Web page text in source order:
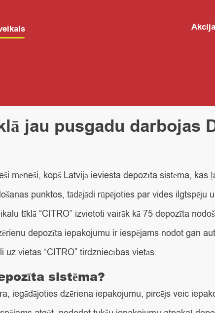
jau pusgadu darbojas
mēneši, kopš Latvijā ieviesta depozīta sistēma,
punktos, tādējādi rūpējoties par vides ilgtspēju
tīklā “CITRO” izvietoti vairāk kā 75 depozīta
depozīta iepakojumu ir iespējams nodot gan
uz vietas “CITRO” tirdzniecības vietās.
sistēma?
iegādājoties dzēriena iepakojumu, pircējs veic